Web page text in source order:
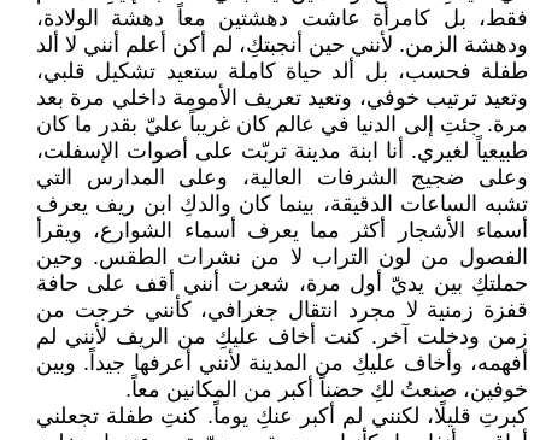
فقط، بل كامرأة عاشت دهشتين معاً دهشة الولادة،
ودهشة الزمن. لأنني حين أنجبتكِ، لم أكن أعلم أنني لا ألد
طفلة فحسب، بل ألد حياة كاملة ستعيد تشكيل قلبي،
وتعيد ترتيب خوفي، وتعيد تعريف الأمومة داخلي مرة بعد
مرة. جئتِ إلى الدنيا في عالم كان غريباً عليّ بقدر ما كان
طبيعياً لغيري. أنا ابنة مدينة تربّت على أصوات الإسفلت،
وعلى ضجيج الشرفات العالية، وعلى المدارس التي
تشبه الساعات الدقيقة، بينما كان والدكِ ابن ريف يعرف
أسماء الأشجار أكثر مما يعرف أسماء الشوارع، ويقرأ
الفصول من لون التراب لا من نشرات الطقس. وحين
حملتكِ بين يديّ أول مرة، شعرت أنني أقف على حافة
قفزة زمنية لا مجرد انتقال جغرافي، كأنني خرجت من
زمن ودخلت آخر. كنت أخاف عليكِ من الريف لأنني لم
أفهمه، وأخاف عليكِ من المدينة لأنني أعرفها جيداً. وبين
خوفين، صنعتُ لكِ حضناً أكبر من المكانين معاً.
كبرتِ قليلًا، لكنني لم أكبر عنكِ يوماً. كنتِ طفلة تجعلني